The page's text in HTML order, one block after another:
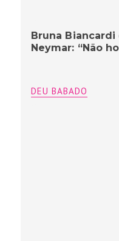
Bruna
Neymar: “Não
DEU BABADO